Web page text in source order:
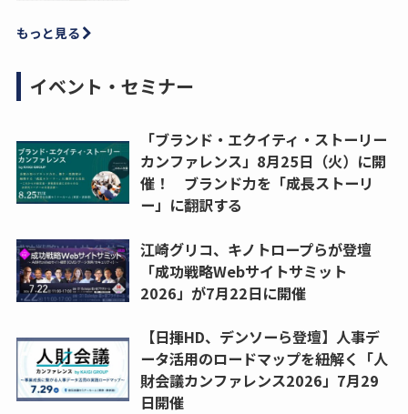
もっと見る
イベント・セミナー
「ブランド・エクイティ・ストーリー
カンファレンス」8月25日（火）に開
催！ ブランド力を「成長ストーリ
ー」に翻訳する
江崎グリコ、キノトロープらが登壇
「成功戦略Webサイトサミット
2026」が7月22日に開催
【日揮HD、デンソーら登壇】人事デ
ータ活用のロードマップを紐解く「人
財会議カンファレンス2026」7月29
日開催